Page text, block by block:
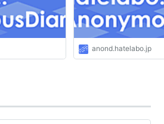
anond.hatelabo.jp